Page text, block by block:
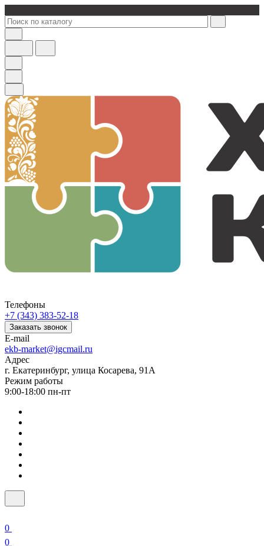
Телефоны
+7 (343) 383-52-18
Заказать звонок
E-mail
ekb-market@igcmail.ru
Адрес
г. Екатеринбург, улица Косарева, 91А
Режим работы
9:00-18:00 пн-пт
0
0